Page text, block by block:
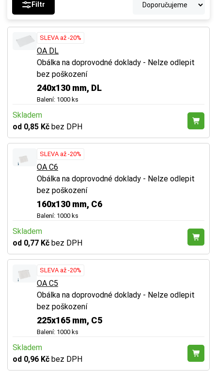
Filtr
SLEVA až -20%
OA DL
Obálka na doprovodné doklady - Nelze odlepit
bez poškození
240x130 mm, DL
Balení: 1000 ks
Skladem
od 0,85 Kč bez DPH
SLEVA až -20%
OA C6
Obálka na doprovodné doklady - Nelze odlepit
bez poškození
160x130 mm, C6
Balení: 1000 ks
Skladem
od 0,77 Kč bez DPH
SLEVA až -20%
OA C5
Obálka na doprovodné doklady - Nelze odlepit
bez poškození
225x165 mm, C5
Balení: 1000 ks
Skladem
od 0,96 Kč bez DPH